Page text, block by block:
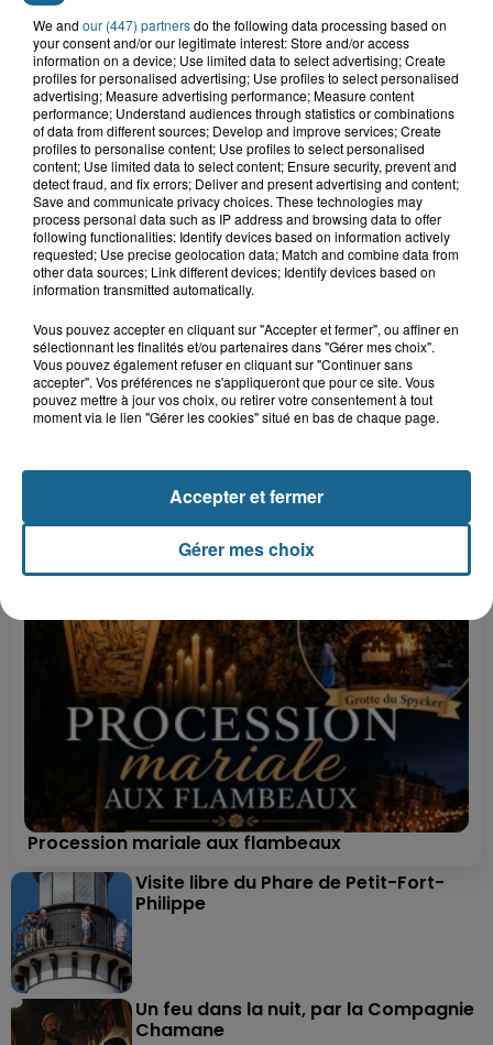
Grand jeu de l'été : les cabines de plages
Gagnez vos entrées pour Dennlys
Parc
Gagnez vos entrées pour le parc
Bagatelle
Gagnez vos entrées pour Plopsaland
Procession mariale aux flambeaux
Visite libre du Phare de Petit-Fort-
Philippe
Un feu dans la nuit, par la Compagnie
Chamane
We and our (447) partnersdo the following data processing based on
your consent and/or our legitimate interest: Store and/or access
information on a device; Use limited data to select advertising; Create
profiles for personalised advertising; Use profiles to select personalised
advertising; Measure advertising performance; Measure content
performance; Understand audiences through statistics or combinations
of data from different sources; Develop and improve services; Create
profiles to personalise content; Use profiles to select personalised
content; Use limited data to select content; Ensure security, prevent and
detect fraud, and fix errors; Deliver and present advertising and content;
Save and communicate privacy choices. These technologies may
process personal data such as IP address and browsing data to offer
following functionalities: Identify devices based on information actively
requested; Use precise geolocation data; Match and combine data from
other data sources; Link different devices; Identify devices based on
information transmitted automatically.
Vous pouvez accepter en cliquant sur "Accepter et fermer", ou affiner en
sélectionnant les finalités et/ou partenaires dans "Gérer mes choix".
Vous pouvez également refuser en cliquant sur "Continuer sans
accepter". Vos préférences ne s'appliqueront que pour ce site. Vous
pouvez mettre à jour vos choix, ou retirer votre consentement à tout
moment via le lien "Gérer les cookies" situé en bas de chaque page.
Gérer mes choix
Accepter et fermer